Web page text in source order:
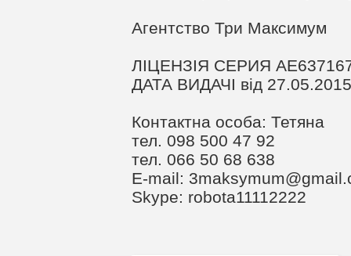
Агентство Три Максимум
ЛІЦЕНЗІЯ СЕРИЯ
ДАТА ВИДАЧІ від 27.05.2015
Контактна особа: Тетяна
тел. 098 500 47 92
тел. 066 50 68 638
Е-mail:
Skype: robota11112222